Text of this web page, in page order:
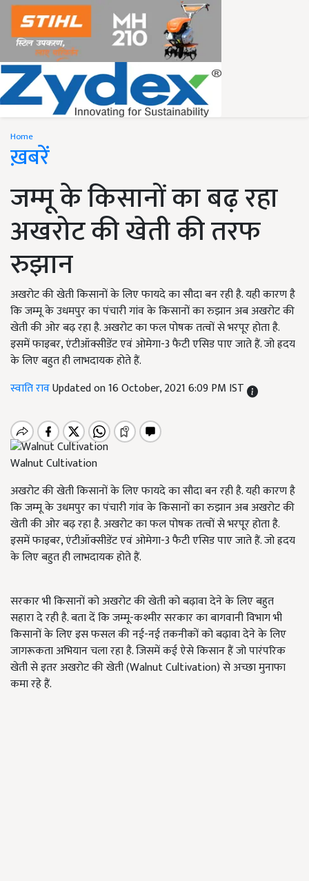
Home
ख़बरें
जम्मू के किसानों का बढ़ रहा
अखरोट की खेती की तरफ
रुझान
अखरोट की खेती किसानों के लिए फायदे का सौदा बन रही है. यही कारण है
कि जम्मू के उधमपुर का पंचारी गांव के किसानों का रुझान अब अखरोट की
खेती की ओर बढ़ रहा है. अखरोट का फल पोषक तत्वों से भरपूर होता है.
इसमें फाइबर, एंटीऑक्सीडेंट एवं ओमेगा-3 फैटी एसिड पाए जाते हैं. जो ह्रदय
के लिए बहुत ही लाभदायक होते हैं.
स्वाति रावUpdated on 16 October, 2021 6:09 PM IST
Walnut Cultivation
अखरोट की खेती किसानों के लिए फायदे का सौदा बन रही है. यही कारण है
कि जम्मू के उधमपुर का पंचारी गांव के किसानों का रुझान अब अखरोट की
खेती की ओर बढ़ रहा है. अखरोट का फल पोषक तत्वों से भरपूर होता है.
इसमें फाइबर, एंटीऑक्सीडेंट एवं ओमेगा-3 फैटी एसिड पाए जाते हैं. जो ह्रदय
के लिए बहुत ही लाभदायक होते हैं.
सरकार भी किसानों को अखरोट की खेती को बढ़ावा देने के लिए बहुत
सहारा दे रही है. बता दें कि जम्मू-कश्मीर सरकार का बागवानी विभाग भी
किसानों के लिए इस फसल की नई-नई तकनीकों को बढ़ावा देने के लिए
जागरूकता अभियान चला रहा है. जिसमें कई ऐसे किसान हैं जो पारंपरिक
खेती से इतर अखरोट की खेती (Walnut Cultivation) से अच्छा मुनाफा
कमा रहे हैं.